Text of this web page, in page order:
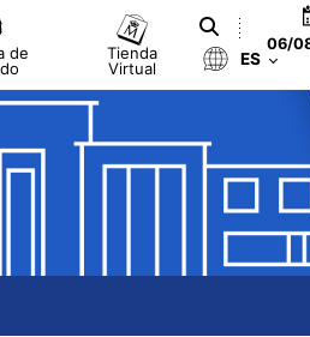
de
Tienda
Virtual
06/
ES